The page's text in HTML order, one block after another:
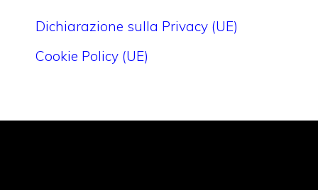
Dichiarazione sulla Privacy (UE)
Cookie Policy (UE)